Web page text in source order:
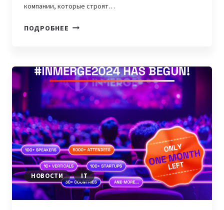
компании, которые строят…
ПОДРОБНЕЕ ТЕЛЕКОММУНИКАЦИОННЫЕ
2026
ГОДУ:
ОБЗОР
ОПЕРАТОРОВ
НОВОСТИ IT